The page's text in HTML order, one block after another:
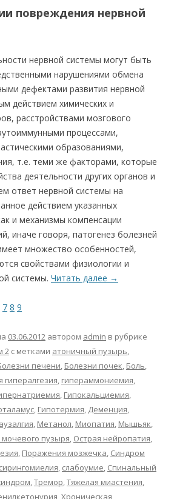
повреждения нервной
нервной системы могут быть
нарушениями обмена
дефектами развития нервной
действием химических и
расстройствами мозгового
процессами,
образованиями,
т.е. теми же факторами, которые
деятельности других органов и
ответ нервной системы на
действием указанных
и механизмы компенсации
иначе говоря, патогенез болезней
множество особенностей,
свойствами физиологии и
системы. Читать далее →
7 8 9
03.06.2012 автором admin в рубрике
2 с метками атоничный пузырь,
печени, Болезни почек, Боль,
гипералгезия, гипераммониемия,
, Гипокальциемия,
, Гипотермия, Деменция,
, Метанол, Миопатия, Мышьяк,
пузыря, Острая нейропатия,
, Поражения мозжечка, Синдром
сирингомиелия, слабоумие, Спинальный
,Тремор,Тяжелая миастения,
Хроническая